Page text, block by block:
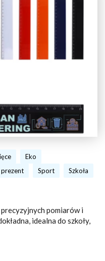
Eko
prezent Sport Szkoła
pomiarów i
idealna do szkoły,